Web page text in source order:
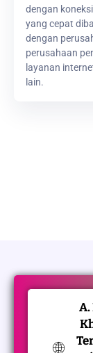
dengan
yang cepat
dengan
perusahaan
layanan
lain.
A.